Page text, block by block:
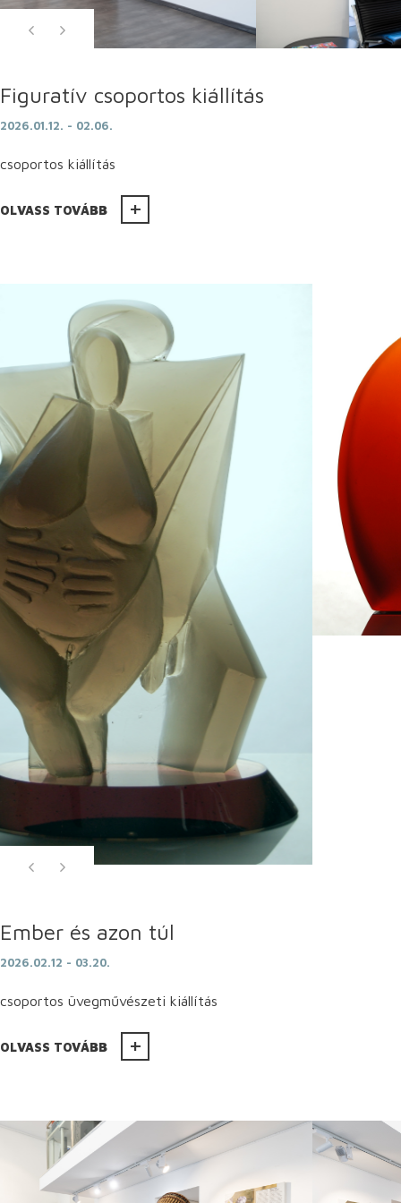
Figuratív csoportos kiállítás
2026.01.12. - 02.06.
csoportos kiállítás
OLVASS TOVÁBB
Ember és azon túl
2026.02.12 - 03.20.
csoportos üvegművészeti kiállítás
OLVASS TOVÁBB